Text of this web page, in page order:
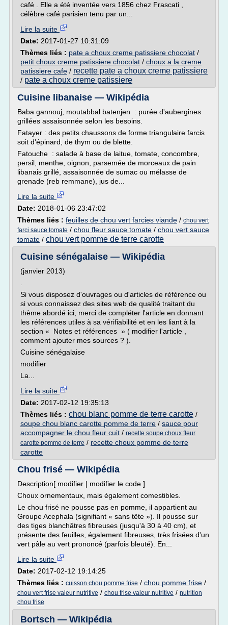
café . Elle a été inventée vers 1856 chez Frascati ,
célèbre café parisien tenu par un...
Lire la suite
Date: 2017-01-27 10:31:09
Thèmes liés : pate a choux creme patissiere chocolat /
petit choux creme patissiere chocolat / choux a la creme
patissiere cafe / recette pate a choux creme patissiere
/ pate a choux creme patissiere
Cuisine libanaise — Wikipédia
Baba gannouj, moutabbal batenjen : purée d'aubergines
grillées assaisonnée selon les besoins.
Fatayer : des petits chaussons de forme triangulaire farcis
soit d'épinard, de thym ou de blette.
Fatouche : salade à base de laitue, tomate, concombre,
persil, menthe, oignon, parsemée de morceaux de pain
libanais grillé, assaisonnée de sumac ou mélasse de
grenade (reb remmane), jus de...
Lire la suite
Date: 2018-01-06 23:47:02
Thèmes liés : feuilles de chou vert farcies viande / chou vert
farci sauce tomate / chou fleur sauce tomate / chou vert sauce
tomate / chou vert pomme de terre carotte
Cuisine sénégalaise — Wikipédia
(janvier 2013)
Si vous disposez d'ouvrages ou d'articles de référence ou
si vous connaissez des sites web de qualité traitant du
thème abordé ici, merci de compléter l'article en donnant
les références utiles à sa vérifiabilité et en les liant à la
section « Notes et références » ( modifier l'article ,
comment ajouter mes sources ? ).
Cuisine sénégalaise
modifier
La...
Lire la suite
Date: 2017-02-12 19:35:13
Thèmes liés : chou blanc pomme de terre carotte /
soupe chou blanc carotte pomme de terre / sauce pour
accompagner le chou fleur cuit / recette soupe choux fleur
carotte pomme de terre / recette choux pomme de terre
carotte
Chou frisé — Wikipédia
Description[ modifier | modifier le code ]
Choux ornementaux, mais également comestibles.
Le chou frisé ne pousse pas en pomme, il appartient au
Groupe Acephala (signifiant « sans tête »). Il pousse sur
des tiges blanchâtres fibreuses (jusqu'à 30 à 40 cm), et
présente des feuilles, également fibreuses, très frisées d'un
vert pâle au vert prononcé (parfois bleuté). En...
Lire la suite
Date: 2017-02-12 19:14:25
Thèmes liés : cuisson chou pomme frise / chou pomme frise /
chou vert frise valeur nutritive / chou frise valeur nutritive / nutrition
chou frise
Bortsch — Wikipédia